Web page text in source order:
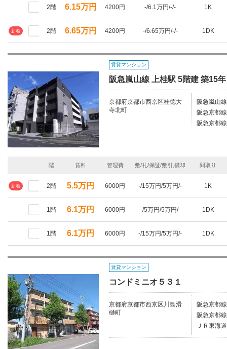
2階 6.15万円 4200円 -/6.1万円/-/- 1K
新着 2階 6.65万円 4200円 -/6.65万円/-/- 1DK
賃貸マンション
阪急嵐山線 上桂駅 5階建 築15年
京都府京都市西京区桂徳大
寺北町
阪急嵐山
阪急京都
阪急京都
階 賃料 管理費 敷/礼/保証/敷引,償却 間取り
新着 2階 5.5万円 6000円 -/15万円/5万円/- 1K
1階 6.1万円 6000円 -/5万円/5万円/- 1DK
1階 6.1万円 6000円 -/15万円/5万円/- 1DK
賃貸マンション
コンドミニオ５３１
京都府京都市西京区川島滑
樋町
阪急京都
阪急京都
ＪＲ東海